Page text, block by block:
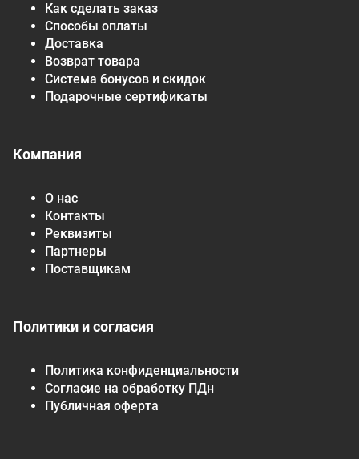
Как сделать заказ
Способы оплаты
Доставка
Возврат товара
Система бонусов и скидок
Подарочные сертификаты
Компания
О нас
Контакты
Реквизиты
Партнеры
Поставщикам
Политики и согласия
Политика конфиденциальности
Согласие на обработку ПДн
Публичная оферта